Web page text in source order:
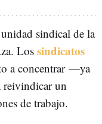
sindical de la
Los sindicatos
a concentrar —ya
reivindicar un
de trabajo.